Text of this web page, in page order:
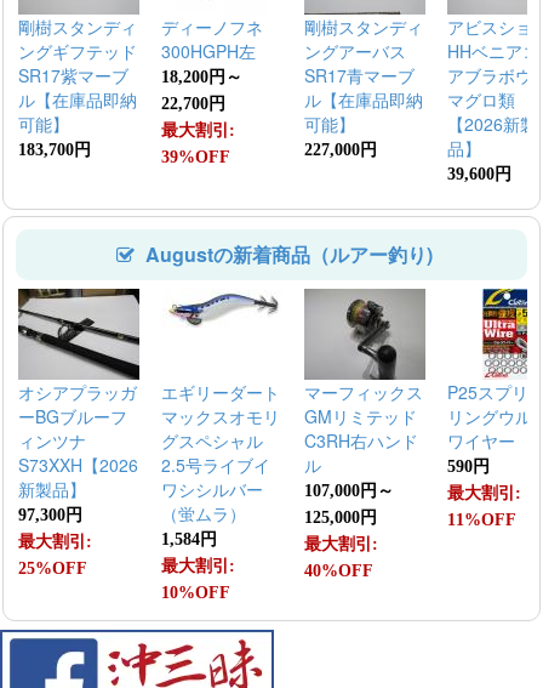
剛樹スタンディ
ングギフテッド
SR17紫マーブ
ル【在庫品即納
可能】
183,700円
ディーノフネ
300HGPH左
18,200円～
22,700円
最大割引:
39%OFF
剛樹スタンディ
ングアーバス
SR17青マーブ
ル【在庫品即納
可能】
227,000円
アビスショ
HHベニア
アブラボウ
マグロ類
【2026新製
品】
39,600円
Augustの新着商品（ルアー釣り)
オシアプラッガ
ーBGブルーフ
ィンツナ
S73XXH【2026
新製品】
97,300円
最大割引:
25%OFF
エギリーダート
マックスオモリ
グスペシャル
2.5号ライブイ
ワシシルバー
（蛍ムラ）
1,584円
最大割引:
10%OFF
マーフィックス
GMリミテッド
C3RH右ハンド
ル
107,000円～
125,000円
最大割引:
40%OFF
P25スプリ
リングウル
ワイヤー
590円
最大割引:
11%OFF